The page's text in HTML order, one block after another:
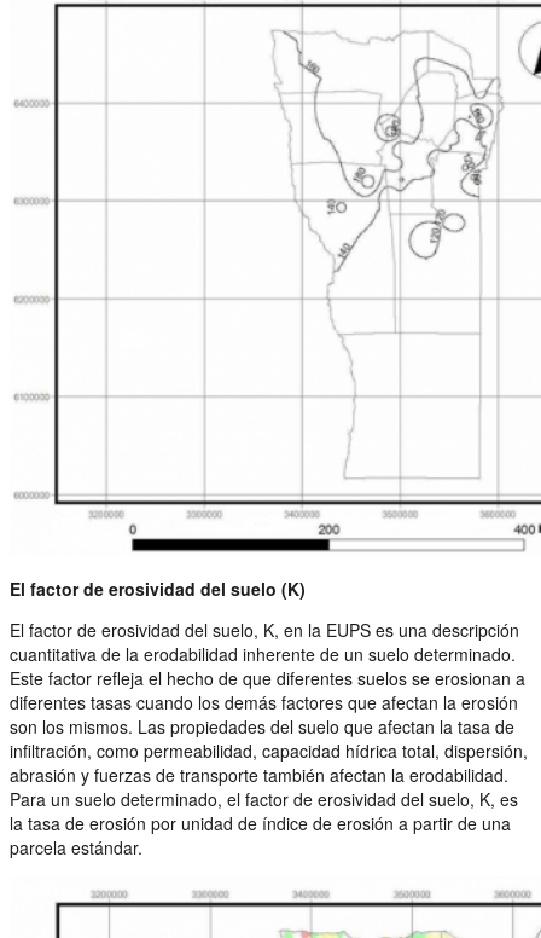
El factor de erosividad del suelo (K)
El factor de erosividad del suelo, K, en la EUPS es una descripción
cuantitativa de la erodabilidad inherente de un suelo determinado.
Este factor refleja el hecho de que diferentes suelos se erosionan a
diferentes tasas cuando los demás factores que afectan la erosión
son los mismos. Las propiedades del suelo que afectan la tasa de
infiltración, como permeabilidad, capacidad hídrica total, dispersión,
abrasión y fuerzas de transporte también afectan la erodabilidad.
Para un suelo determinado, el factor de erosividad del suelo, K, es
la tasa de erosión por unidad de índice de erosión a partir de una
parcela estándar.